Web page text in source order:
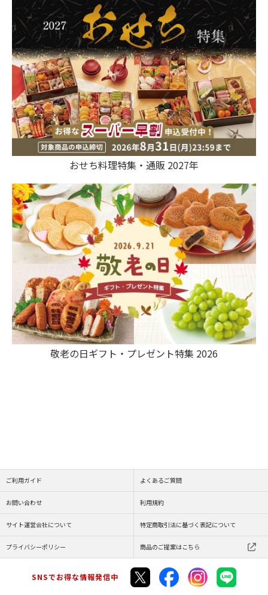
おせち料理特集・通販 2027年
敬老の日ギフト・プレゼント特集 2026
ご利用ガイド よくあるご質問
お問い合わせ 利用規約
サイト運営会社について 特定商取引法に基づく表記について
プライバシーポリシー 商品のご提案はこちら
SNSでお得な情報発信中